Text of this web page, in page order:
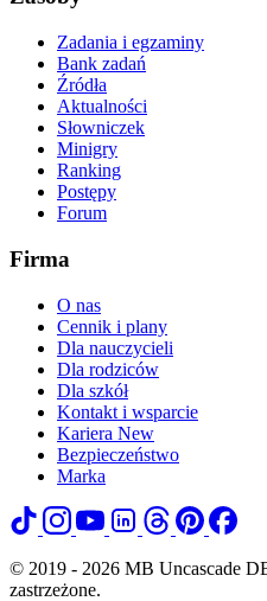
Zadania i egzaminy
Bank zadań
Źródła
Aktualności
Słowniczek
Minigry
Ranking
Postępy
Forum
Firma
O nas
Cennik i plany
Dla nauczycieli
Dla rodziców
Dla szkół
Kontakt i wsparcie
Kariera New
Bezpieczeństwo
Marka
© 2019 - 2026 MB Uncascade
zastrzeżone.